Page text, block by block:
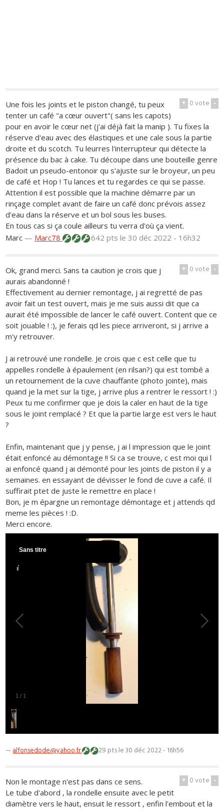
+ 0vote -
Une fois les joints et le piston changé, tu peux
tenter un café "a cœur ouvert"( sans les capots)
pour en avoir le cœur net (j'ai déjà fait la manip ). Tu fixes la
réserve d'eau avec des élastiques et une cale sous la partie
droite et du scotch. Tu leurres l'interrupteur qui détecte la
présence du bac à cake. Tu découpe dans une bouteille genre
Badoit un pseudo-entonoir qu s'ajuste sur le broyeur, un peu
de café et Hop ! Tu lances et tu regardes ce qui se passe.
Attention il est possible que la machine démarre par un
rinçage complet avant de faire un café donc prévois assez
d'eau dans la réserve et un bol sous les buses.
En tous cas si ça coule ailleurs tu verra d'où ça vient.
Marc — Marc78 642 ptsle 30 déc 2022 - 16h32
+ 0vote -
Ok, grand merci. Sans ta caution je crois que j
aurais abandonné !
Effectivement au dernier remontage, j ai regretté de pas
avoir fait un test ouvert, mais je me suis aussi dit que ca
aurait été impossible de lancer le café ouvert. Content que ce
soit jouable ! :), je ferais qd les piece arriveront, si j arrive a
m'y retrouver.
J ai retrouvé une rondelle. Je crois que c est celle que tu
appelles rondelle à épaulement (en rilsan?) qui est tombé a
un retournement de la cuve chauffante (photo jointe), mais
quand je la met sur la tige, j arrive plus a rentrer le ressort ! :)
Peux tu me confirmer que je dois la caler en haut de la tige
sous le joint remplacé ? Et que la partie large est vers le haut
?
Enfin, maintenant que j y pense, j ai l impression que le joint
était enfoncé au démontage !! Si ca se trouve, c est moi qui l
ai enfoncé quand j ai démonté pour les joints de piston il y a
semaines. en essayant de dévisser le fond de cuve a café. Il
suffirait ptet de juste le remettre en place !
Bon, je m épargne un remontage démontage et j attends qd
meme les pièces ! :D.
Merci encore.
1 / 1
Sans titre
—alfonsedode@yahoo.fr 29 ptsle 30 déc 2022 - 16h56
+ 0vote -
Non le montage n'est pas dans ce sens.
Le tube d'abord , la rondelle ensuite avec le petit
diamètre vers le haut, ensuit le ressort , enfin l'embout et la